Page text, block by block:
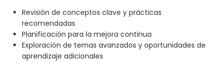
Revisión de conceptos clave y prácticas
recomendadas
Planificación para la mejora continua
Exploración de temas avanzados y oportunidades de
aprendizaje adicionales